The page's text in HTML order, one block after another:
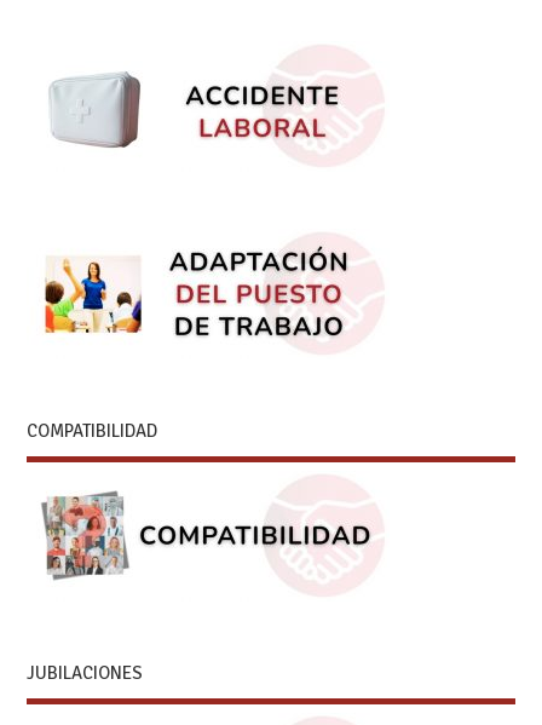
COMPATIBILIDAD
JUBILACIONES